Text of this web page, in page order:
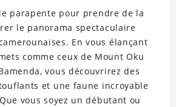
parapente pour prendre de la
le panorama spectaculaire
En vous élançant
comme ceux de Mount Oku
vous découvrirez des
et une faune incroyable
vous soyez un débutant ou